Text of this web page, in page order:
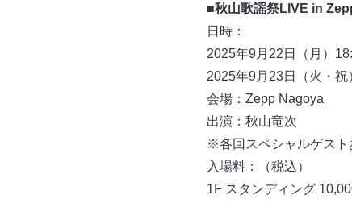
■秋山歌謡祭LIVE in
日時：
2025年9月22日（月）
2025年9月23日（火・
会場：Zepp Nagoya
出演：秋山竜次
※各回スペシャルゲスト
入場料：（税込）
1F スタンディング